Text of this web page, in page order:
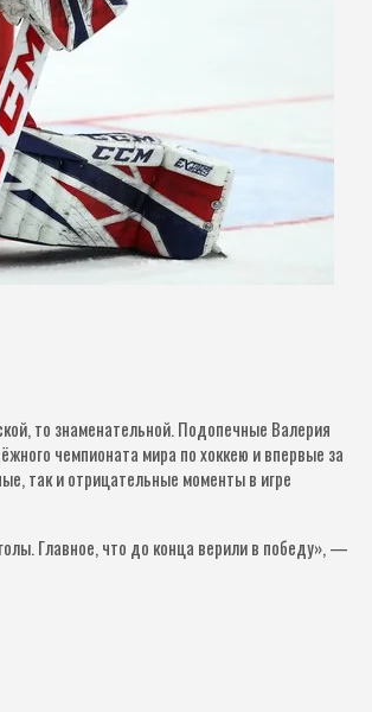
то знаменательной. Подопечные Валерия
чемпионата мира по хоккею и впервые за
так и отрицательные моменты в игре
Главное, что до конца верили в победу», —